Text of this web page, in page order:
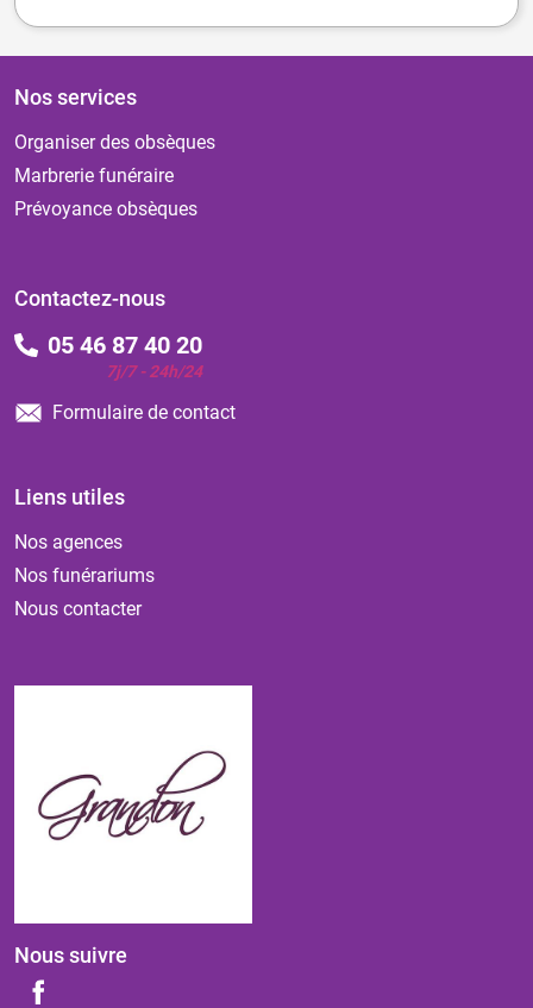
Nos services
Organiser des obsèques
Marbrerie funéraire
Prévoyance obsèques
Contactez-nous
05 46 87 40 20
7j/7 - 24h/24
Formulaire de contact
Liens utiles
Nos agences
Nos funérariums
Nous contacter
Nous suivre